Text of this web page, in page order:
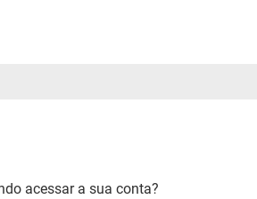
acessar a sua conta?